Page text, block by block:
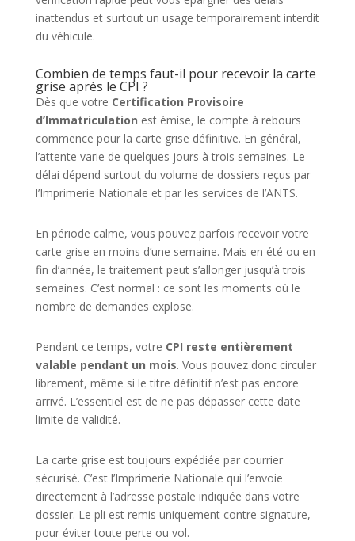
inattendus et surtout un usage temporairement interdit
du véhicule.
Combien de temps faut-il pour recevoir la carte
grise après le CPI ?
Dès que votre Certification Provisoire
d’Immatriculation est émise, le compte à rebours
commence pour la carte grise définitive. En général,
l’attente varie de quelques jours à trois semaines. Le
délai dépend surtout du volume de dossiers reçus par
l’Imprimerie Nationale et par les services de l’ANTS.
En période calme, vous pouvez parfois recevoir votre
carte grise en moins d’une semaine. Mais en été ou en
fin d’année, le traitement peut s’allonger jusqu’à trois
semaines. C’est normal : ce sont les moments où le
nombre de demandes explose.
Pendant ce temps, votre CPI reste entièrement
valable pendant un mois. Vous pouvez donc circuler
librement, même si le titre définitif n’est pas encore
arrivé. L’essentiel est de ne pas dépasser cette date
limite de validité.
La carte grise est toujours expédiée par courrier
sécurisé. C’est l’Imprimerie Nationale qui l’envoie
directement à l’adresse postale indiquée dans votre
dossier. Le pli est remis uniquement contre signature,
pour éviter toute perte ou vol.